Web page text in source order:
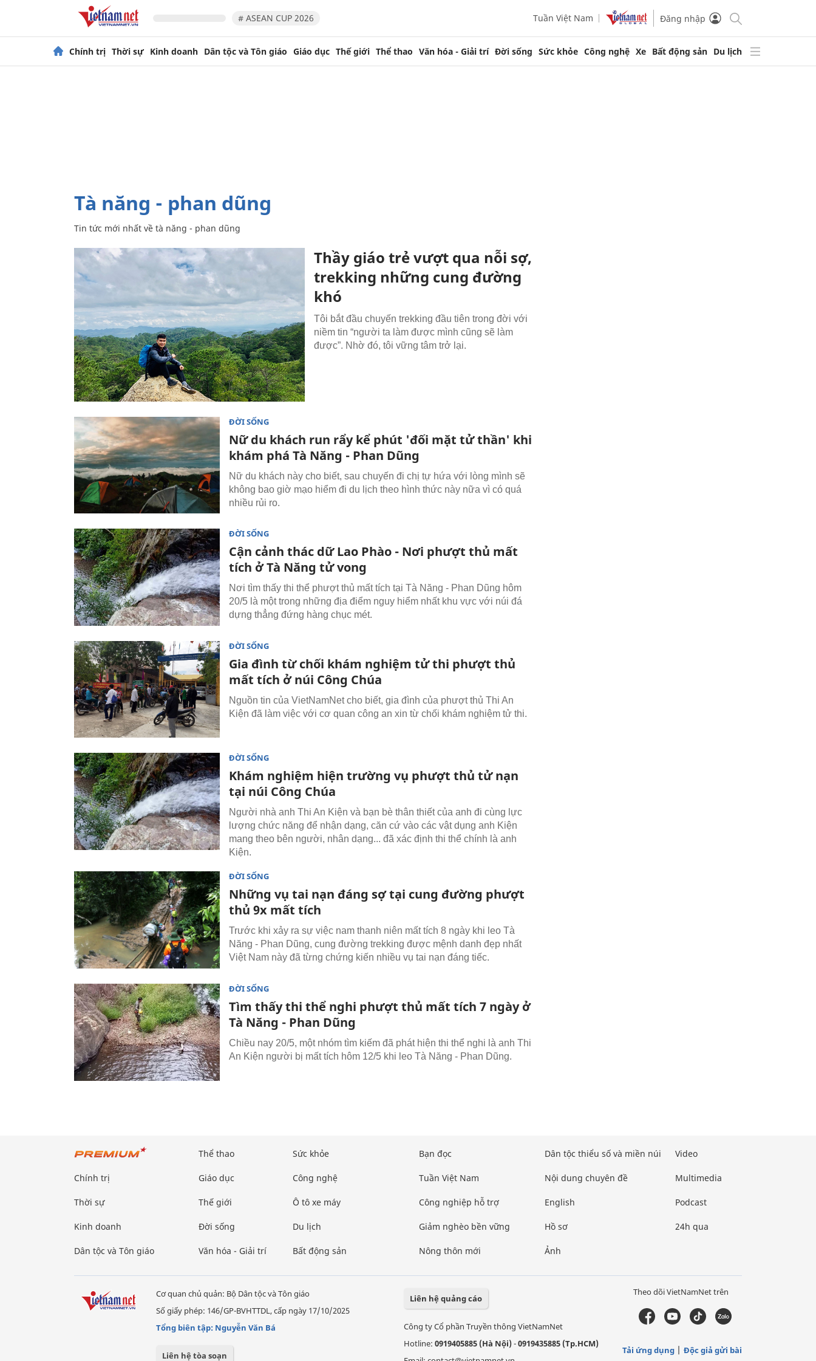
# ASEAN CUP 2026 Tuần Việt Nam Đăng nhập
Chính trị Thời sự Kinh doanh Dân tộc và Tôn giáo Giáo dục Thế giới Thể thao Văn hóa - Giải trí Đời sống Sức khỏe Công nghệ Xe Bất động sản Du lịch
tà năng - phan dũng
Tin tức mới nhất về tà năng - phan dũng
Thầy giáo trẻ vượt qua nỗi sợ,
trekking những cung đường
khó
Tôi bắt đầu chuyến trekking đầu tiên trong đời với
niềm tin “người ta làm được mình cũng sẽ làm
được”. Nhờ đó, tôi vững tâm trở lại.
ĐỜI SỐNG
Nữ du khách run rẩy kể phút 'đối mặt tử thần' khi
khám phá Tà Năng - Phan Dũng
Nữ du khách này cho biết, sau chuyến đi chị tự hứa với lòng mình sẽ
không bao giờ mạo hiểm đi du lịch theo hình thức này nữa vì có quá
nhiều rủi ro.
ĐỜI SỐNG
Cận cảnh thác dữ Lao Phào - Nơi phượt thủ mất
tích ở Tà Năng tử vong
Nơi tìm thấy thi thể phượt thủ mất tích tại Tà Năng - Phan Dũng hôm
20/5 là một trong những địa điểm nguy hiểm nhất khu vực với núi đá
dựng thẳng đứng hàng chục mét.
ĐỜI SỐNG
Gia đình từ chối khám nghiệm tử thi phượt thủ
mất tích ở núi Công Chúa
Nguồn tin của VietNamNet cho biết, gia đình của phượt thủ Thi An
Kiện đã làm việc với cơ quan công an xin từ chối khám nghiệm tử thi.
ĐỜI SỐNG
Khám nghiệm hiện trường vụ phượt thủ tử nạn
tại núi Công Chúa
Người nhà anh Thi An Kiện và bạn bè thân thiết của anh đi cùng lực
lượng chức năng để nhận dạng, căn cứ vào các vật dụng anh Kiện
mang theo bên người, nhân dạng... đã xác định thi thể chính là anh
Kiện.
ĐỜI SỐNG
Những vụ tai nạn đáng sợ tại cung đường phượt
thủ 9x mất tích
Trước khi xảy ra sự việc nam thanh niên mất tích 8 ngày khi leo Tà
Năng - Phan Dũng, cung đường trekking được mệnh danh đẹp nhất
Việt Nam này đã từng chứng kiến nhiều vụ tai nạn đáng tiếc.
ĐỜI SỐNG
Tìm thấy thi thể nghi phượt thủ mất tích 7 ngày ở
Tà Năng - Phan Dũng
Chiều nay 20/5, một nhóm tìm kiếm đã phát hiện thi thể nghi là anh Thi
An Kiện người bị mất tích hôm 12/5 khi leo Tà Năng - Phan Dũng.
Chính trị
Thời sự
Kinh doanh
Dân tộc và Tôn giáo
Thể thao
Giáo dục
Thế giới
Đời sống
Văn hóa - Giải trí
Sức khỏe
Công nghệ
Ô tô xe máy
Du lịch
Bất động sản
Bạn đọc
Tuần Việt Nam
Công nghiệp hỗ trợ
Giảm nghèo bền vững
Nông thôn mới
Dân tộc thiểu số và miền núi
Nội dung chuyên đề
English
Hồ sơ
Ảnh
Video
Multimedia
Podcast
24h qua
Cơ quan chủ quản: Bộ Dân tộc và Tôn giáo
Số giấy phép: 146/GP-BVHTTDL, cấp ngày 17/10/2025
Tổng biên tập: Nguyễn Văn Bá
Liên hệ tòa soạn
Liên hệ quảng cáo
Công ty Cổ phần Truyền thông VietNamNet
Hotline: 0919405885 (Hà Nội)-0919435885 (Tp.HCM)
Theo dõi VietNamNet trên
Tải ứng dụng Độc giả gửi bài